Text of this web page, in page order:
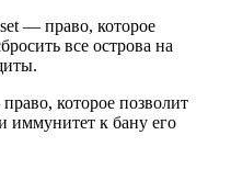
— право, которое
все острова на
которое позволит
иммунитет к бану его